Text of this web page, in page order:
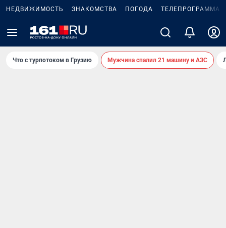
НЕДВИЖИМОСТЬ ЗНАКОМСТВА ПОГОДА ТЕЛЕПРОГРАММА
Что с турпотоком в Грузию Мужчина спалил 21 машину и АЗС